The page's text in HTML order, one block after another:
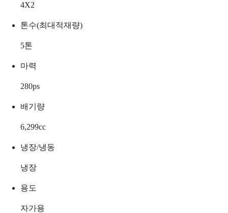
4X2
톤수(최대적재량)
5톤
마력
280ps
배기량
6,299cc
냉장/냉동
냉장
용도
자가용